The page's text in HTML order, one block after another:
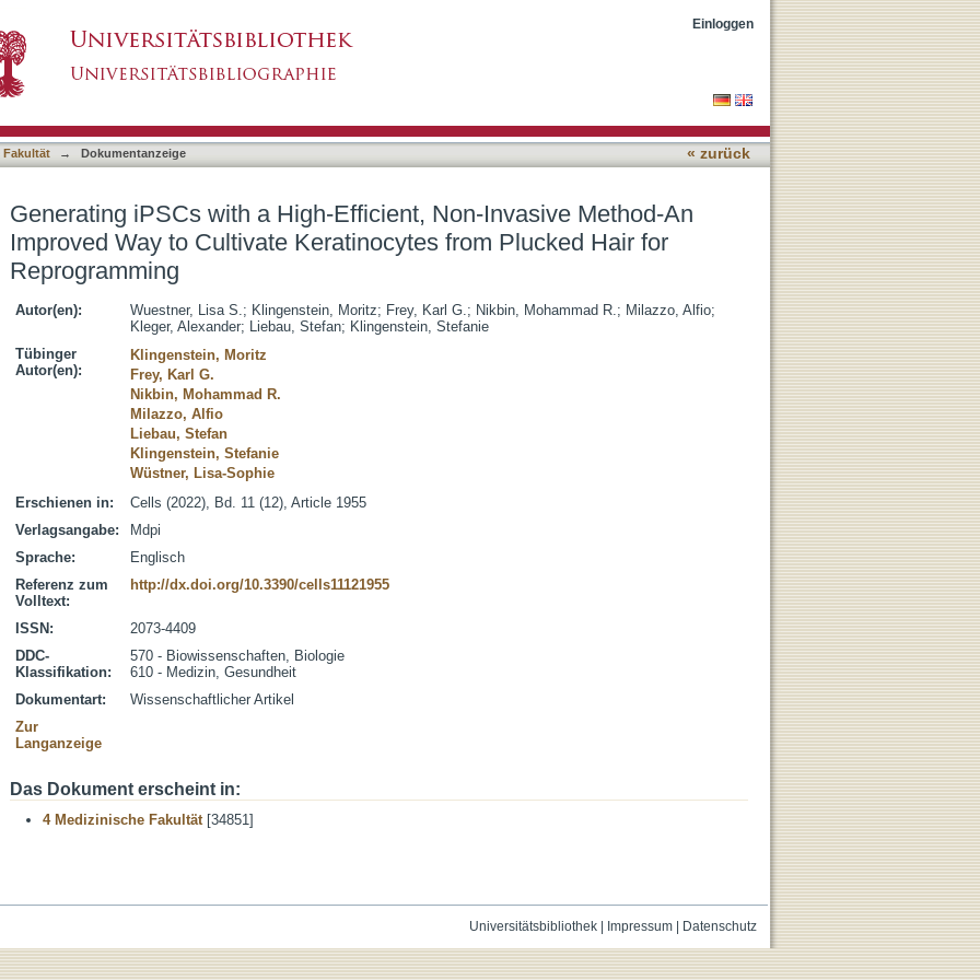
Efficient, Non-Invasive Method-An Improved Way to Cultivate
Hair for Reprogramming
Einloggen
Fakultät → Dokumentanzeige « zurück
Generating iPSCs with a High-Efficient, Non-Invasive Method-An
Improved Way to Cultivate Keratinocytes from Plucked Hair for
Reprogramming
Autor(en): Wuestner, Lisa S.; Klingenstein, Moritz; Frey, Karl G.; Nikbin, Mohammad R.; Milazzo, Alfio;
Kleger, Alexander; Liebau, Stefan; Klingenstein, Stefanie
Tübinger
Autor(en):
Klingenstein, Moritz
Frey, Karl G.
Nikbin, Mohammad R.
Milazzo, Alfio
Liebau, Stefan
Klingenstein, Stefanie
Wüstner, Lisa-Sophie
Erschienen in:
Cells (2022), Bd. 11 (12), Article 1955
Verlagsangabe:
Mdpi
Sprache:
Englisch
Referenz zum
Volltext:
http://dx.doi.org/10.3390/cells11121955
ISSN:
2073-4409
DDC-
Klassifikation:
570 - Biowissenschaften, Biologie
610 - Medizin, Gesundheit
Dokumentart:
Wissenschaftlicher Artikel
Zur
Langanzeige
Das Dokument erscheint in:
4 Medizinische Fakultät[34851]
Universitätsbibliothek| Impressum| Datenschutz